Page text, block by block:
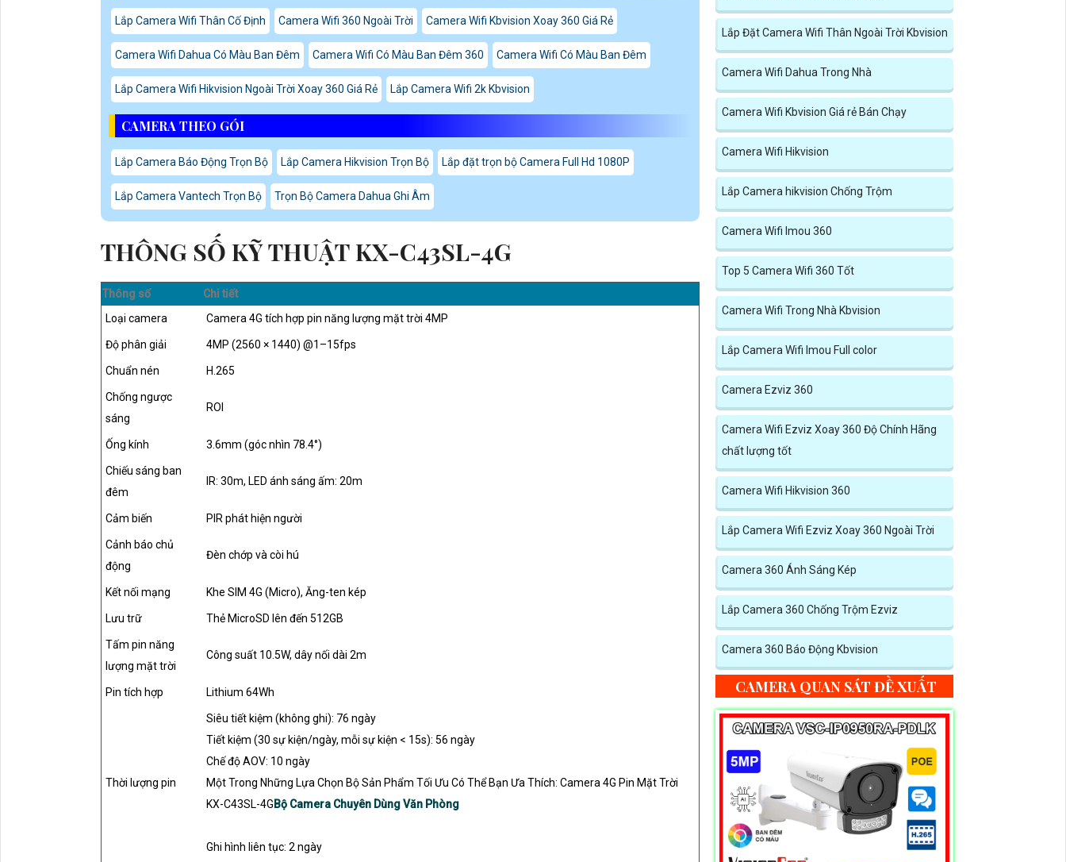
Lắp Camera Wifi Thân Cố Định Camera Wifi 360 Ngoài Trời Camera Wifi Kbvision Xoay 360 Giá Rẻ
Camera Wifi Dahua Có Màu Ban Đêm Camera Wifi Có Màu Ban Đêm 360 Camera Wifi Có Màu Ban Đêm
Lắp Camera Wifi Hikvision Ngoài Trời Xoay 360 Giá Rẻ Lắp Camera Wifi 2k Kbvision
CAMERA THEO GÓI
Lắp Camera Báo Động Trọn Bộ Lắp Camera Hikvision Trọn Bộ Lắp đặt trọn bộ Camera Full Hd 1080P
Lắp Camera Vantech Trọn Bộ Trọn Bộ Camera Dahua Ghi Âm
THÔNG SỐ KỸ THUẬT KX-C43SL-4G
Thông số
Chi tiết
Loại camera
Camera 4G tích hợp pin năng lượng mặt trời 4MP
Độ phân giải 4MP (2560 × 1440) @1–15fps
Chuẩn nén H.265
Chống ngược
sáng
ROI
Ống kính 3.6mm (góc nhìn 78.4°)
Chiếu sáng ban
đêm
IR: 30m, LED ánh sáng ấm: 20m
Cảm biến PIR phát hiện người
Cảnh báo chủ
động
Đèn chớp và còi hú
Kết nối mạng Khe SIM 4G (Micro), Ăng-ten kép
Lưu trữ Thẻ MicroSD lên đến 512GB
Tấm pin năng
lượng mặt trời
Công suất 10.5W, dây nối dài 2m
Pin tích hợp Lithium 64Wh
Thời lượng pin
Siêu tiết kiệm (không ghi): 76 ngày
Tiết kiệm (30 sự kiện/ngày, mỗi sự kiện < 15s): 56 ngày
Chế độ AOV: 10 ngày
Một Trong Những Lựa Chọn Bộ Sản Phẩm Tối Ưu Có Thể Bạn Ưa Thích: Camera 4G Pin Mặt Trời
KX-C43SL-4G Bộ Camera Chuyên Dùng Văn Phòng
Ghi hình liên tục: 2 ngày
Lắp Đặt Camera Wifi Thân Ngoài Trời Kbvision
Camera Wifi Dahua Trong Nhà
Camera Wifi Kbvision Giá rẻ Bán Chạy
Camera Wifi Hikvision
Lắp Camera hikvision Chống Trộm
Camera Wifi Imou 360
Top 5 Camera Wifi 360 Tốt
Camera Wifi Trong Nhà Kbvision
Lắp Camera Wifi Imou Full color
Camera Ezviz 360
Camera Wifi Ezviz Xoay 360 Độ Chính Hãng
chất lượng tốt
Camera Wifi Hikvision 360
Lắp Camera Wifi Ezviz Xoay 360 Ngoài Trời
Camera 360 Ánh Sáng Kép
Lắp Camera 360 Chống Trộm Ezviz
Camera 360 Báo Động Kbvision
CAMERA QUAN SÁT ĐỀ XUẤT